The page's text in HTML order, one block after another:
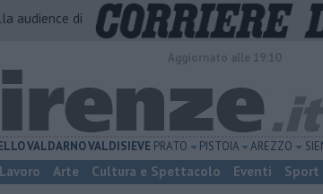
audience di
VALDARNOVALDISIEVE PRATO PISTOIA AREZZO
Lavoro Arte Cultura e Spettacolo Eventi Sport